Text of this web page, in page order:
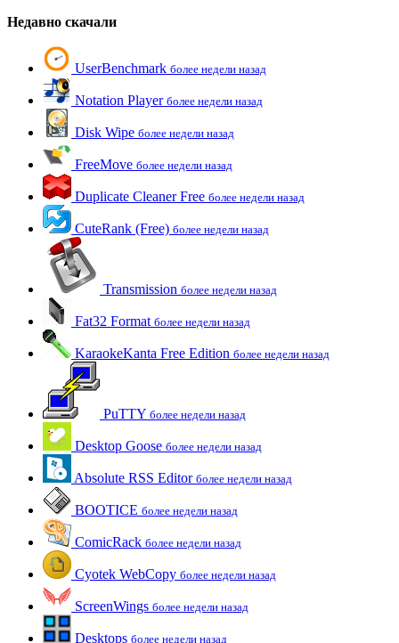
Недавно скачали
UserBenchmark более недели назад
Notation Player более недели назад
Disk Wipe более недели назад
FreeMove более недели назад
Duplicate Cleaner Free более недели назад
CuteRank (Free) более недели назад
Transmission более недели назад
Fat32 Format более недели назад
KaraokeKanta Free Edition более недели назад
PuTTY более недели назад
Desktop Goose более недели назад
Absolute RSS Editor более недели назад
BOOTICE более недели назад
ComicRack более недели назад
Cyotek WebCopy более недели назад
ScreenWings более недели назад
Desktops более недели назад